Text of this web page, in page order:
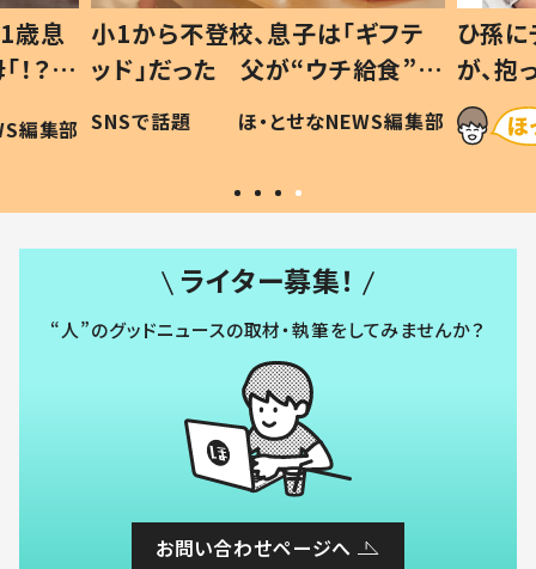
歳息
？」
編集部
小1から不登校、息子は「ギフテ
ッド」だった 父が“ウチ給食”を
作り続ける理由とは #令和の親
#令和の子
SNSで話題 ほ・とせなNEWS編集部
ひ孫
が、
「涙が
い」
ライター募集！
“人”のグッドニュースの取材・執筆をしてみませんか？
お問い合わせページへ